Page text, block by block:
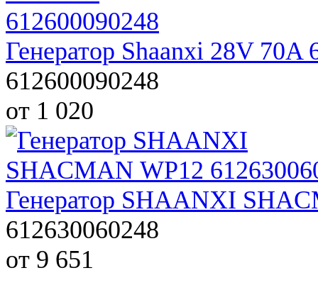
Генератор Shaanxi 28V 70A
612600090248
от 1 020
Генератор SHAANXI
612630060248
от 9 651